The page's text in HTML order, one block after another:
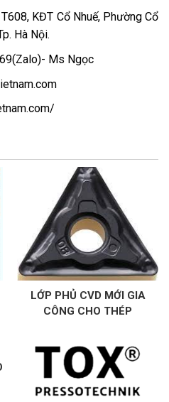
KĐT Cổ Nhuế, Phường Cổ
Hà Nội.
Ms Ngọc
LỚP PHỦ CVD MỚI GIA
CÔNG CHO THÉP